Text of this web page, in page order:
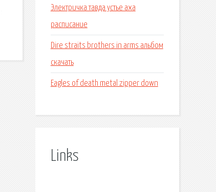
Электричка тавда устье аха
расписание
Dire straits brothers in arms альбом
скачать
Eagles of death metal zipper down
Links